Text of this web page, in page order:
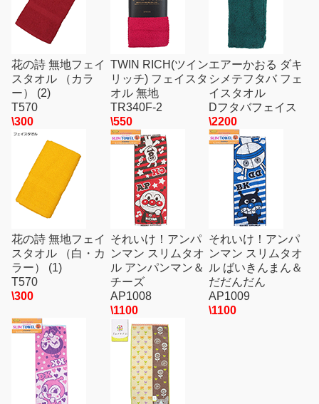
花の詩 無地フェイ
スタオル （カラ
ー） (2)
T570
\300
TWIN RICH(ツイン
リッチ) フェイスタ
オル 無地
TR340F-2
\550
エアーかおる ダキ
シメテフタバ フェ
イスタオル
Dフタバフェイス
\2200
花の詩 無地フェイ
スタオル （白・カ
ラー） (1)
T570
\300
それいけ！アンパ
ンマン スリムタオ
ル アンパンマン＆
チーズ
AP1008
\1100
それいけ！アンパ
ンマン スリムタオ
ル ばいきんまん＆
だだんだん
AP1009
\1100